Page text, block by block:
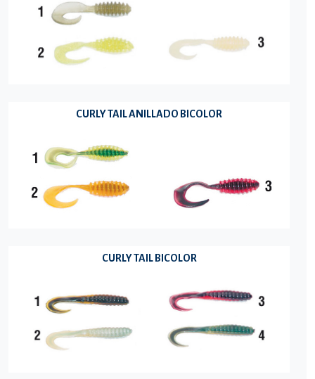
CURLY TAIL ANILLADO BICOLOR
CURLY TAIL BICOLOR